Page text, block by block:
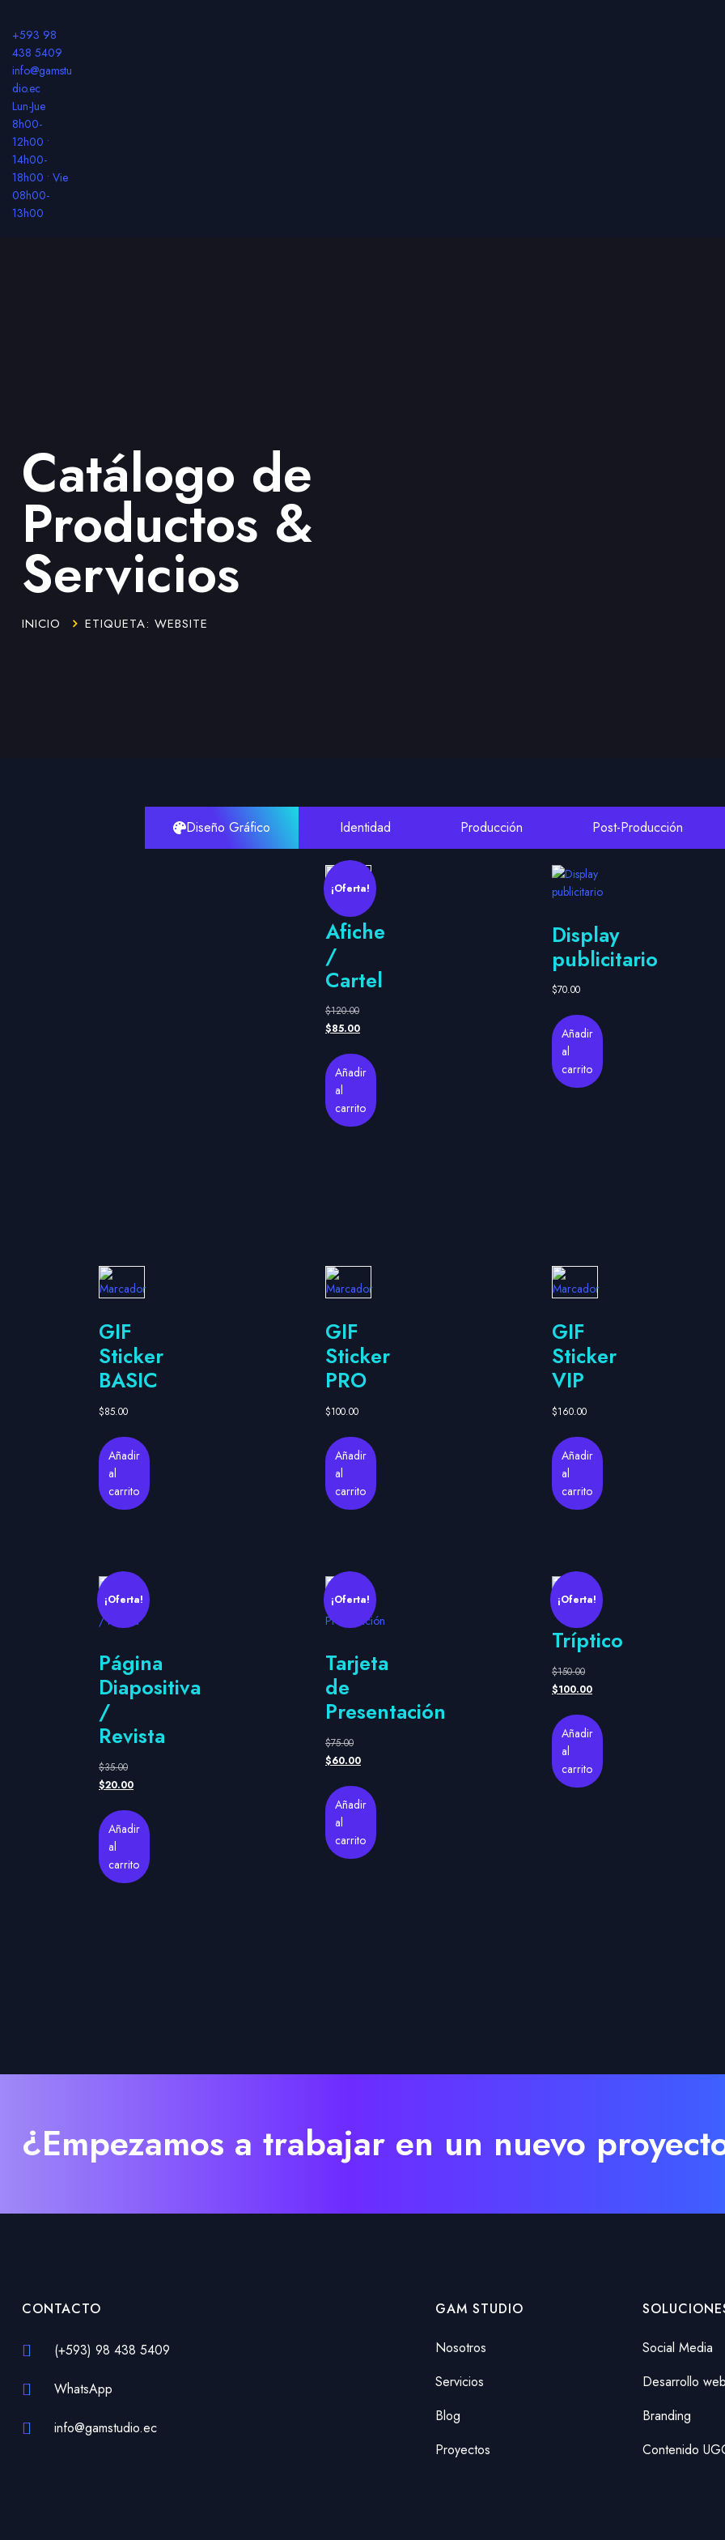
+593 98
438 5409
info@gamstu
dio.ec
Lun-Jue
8h00-
12h00 •
14h00-
18h00 • Vie
08h00-
13h00
Contacto
DIAGNÓSTICO
GRATIS
Catálogo de
Productos &
Servicios
INICIO ETIQUETA: WEBSITE
Diseño Gráfico Identidad Producción Post-Producción
¡Oferta!
Afiche
/
Cartel
$120.00
$85.00
Añadir
al
carrito
Display
publicitario
$70.00
Añadir
al
carrito
GIF
Sticker
BASIC
$85.00
Añadir
al
carrito
GIF
Sticker
PRO
$100.00
Añadir
al
carrito
GIF
Sticker
VIP
$160.00
Añadir
al
carrito
¡Oferta!
Página
Diapositiva
/
Revista
$35.00
$20.00
Añadir
al
carrito
¡Oferta!
Tarjeta
de
Presentación
$75.00
$60.00
Añadir
al
carrito
¡Oferta!
Tríptico
$150.00
$100.00
Añadir
al
carrito
¿Empezamos a trabajar en un nuevo
CONTACTO
(+593) 98 438 5409
WhatsApp
info@gamstudio.ec
GAM STUDIO
Nosotros
Servicios
Blog
Proyectos
Social Media
Desarrollo web
Branding
Contenido